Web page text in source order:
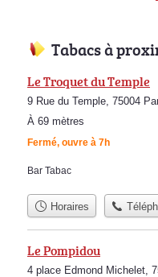
Tabacs à
Le Troquet du Temple
9 Rue du Temple, 75004
À 69 mètres
Fermé, ouvre à 7h
Bar Tabac
Horaires
Le Pompidou
4 place Edmond Michelet,